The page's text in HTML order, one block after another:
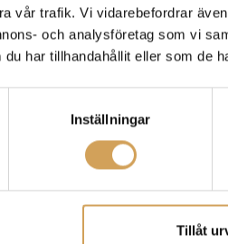
vår trafik. Vi vidarebefordrar
och analysföretag som vi
har tillhandahållit eller som de
Inställningar
Tillåt